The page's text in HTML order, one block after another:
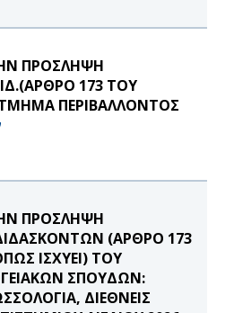
ΠΡΟΣΛΗΨΗ
173 ΤΟΥ
ΠΕΡΙΒΑΛΛΟΝΤΟΣ
ΠΡΟΣΛΗΨΗ
(ΑΡΘΡΟ 173
ΙΣΧΥΕΙ) ΤΟΥ
ΣΠΟΥΔΩΝ:
ΔΙΕΘΝΕΙΣ